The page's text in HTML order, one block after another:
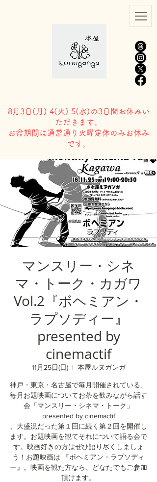
8月3日( 月) 4(火) 5(水)の3日間お休みい
ただきます。
​お盆期間は通常通り火曜定休のみお休み
です。
マンスリー・シネ
マ・トーク・カガワ
Vol.2『ボヘミアン・
ラプソディー』
presented by
cinemactif
11月25日(日)
  |
本屋ルヌガンガ
神戸・東京・名古屋で毎月開催されている、
毎月お題映画についてお茶を飲みながら話す
会「マンスリー・シネマ・トーク」
presented by cinemactif
、大盛況だった第１回に続く第２回を開催し
ます。お題映画を観てそれについて語る会で
す。映画好きの方はぜひ語り尽くしましょ
う！お題映画は 『ボヘミアン・ラプソディ
ー』。映画を観た方なら、どなたでもご参加
頂けます。